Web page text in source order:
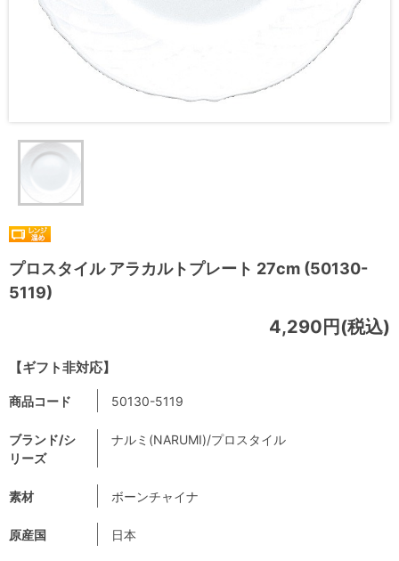
プロスタイル アラカルトプレート 27cm (50130-
5119)
【ギフト非対応】
4,290円(税込)
商品コード 50130-5119
ブランド/シ
リーズ
ナルミ(NARUMI)/プロスタイル
素材 ボーンチャイナ
原産国 日本